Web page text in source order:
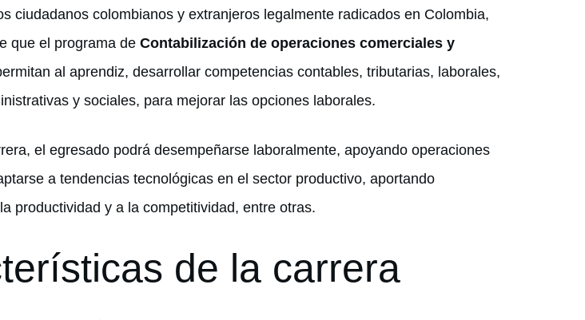
ciudadanos colombianos y extranjeros legalmente radicados en Colombia,
que el programa deContabilización de operaciones comerciales y
al aprendiz, desarrollar competencias contables, tributarias, laborales,
y sociales, para mejorar las opciones laborales.
el egresado podrá desempeñarse laboralmente, apoyando operaciones
a tendencias tecnológicas en el sector productivo, aportando
productividad y a la competitividad, entre otras.
de la carrera